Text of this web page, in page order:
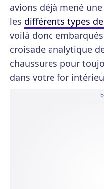
avions déjà mené
les différents types
voilà donc
croisade analytique
chaussures pour
dans votre for